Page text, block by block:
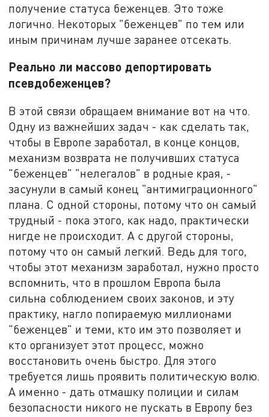
получение статуса беженцев. Это тоже
логично. Некоторых "беженцев" по тем или
иным причинам лучше заранее отсекать.
Реально ли массово депортировать
псевдобеженцев?
В этой связи обращаем внимание вот на что.
Одну из важнейших задач - как сделать так,
чтобы в Европе заработал, в конце концов,
механизм возврата не получивших статуса
"беженцев" "нелегалов" в родные края, -
засунули в самый конец "антимиграционного"
плана. С одной стороны, потому что он самый
трудный - пока этого, как надо, практически
нигде не происходит. А с другой стороны,
потому что он самый легкий. Ведь для того,
чтобы этот механизм заработал, нужно просто
вспомнить, что в прошлом Европа была
сильна соблюдением своих законов, и эту
практику, нагло попираемую миллионами
"беженцев" и теми, кто им это позволяет и
кто организует этот процесс, можно
восстановить очень быстро. Для этого
требуется лишь проявить политическую волю.
А именно - дать отмашку полиции и силам
безопасности никого не пускать в Европу без